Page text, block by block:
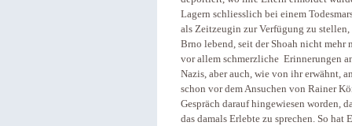
Lagern schliesslich bei einem
als Zeitzeugin zur Verfügung zu
Brno lebend, seit der Shoah nicht
vor allem schmerzliche Erinnerungen
Nazis, aber auch, wie von ihr erwähnt,
schon vor dem Ansuchen von Rainer
Gespräch darauf hingewiesen worden,
das damals Erlebte zu sprechen. So